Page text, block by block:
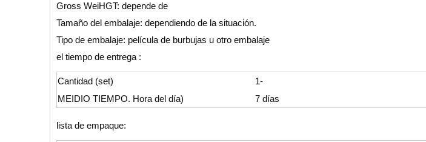
Gross WeiHGT: depende de
Tamaño del embalaje: dependiendo de la situación.
Tipo de embalaje: película de burbujas u otro embalaje
el tiempo de entrega :
Cantidad (set)
1-
MEIDIO TIEMPO. Hora del día)
7 días
lista de empaque: